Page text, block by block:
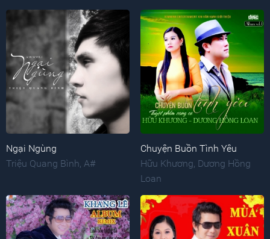
Ngại Ngùng
Triệu Quang Bình, A#
Chuyện Buồn Tình Yêu
Hữu Khương, Dương Hồng
Loan